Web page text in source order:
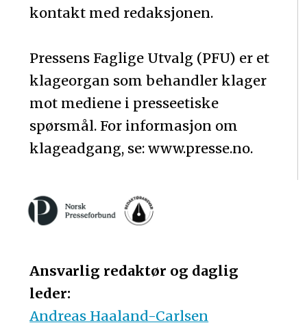
kontakt med redaksjonen.
Pressens Faglige Utvalg (PFU) er et
klageorgan som behandler klager
mot mediene i presseetiske
spørsmål. For informasjon om
klageadgang, se: www.presse.no.
Ansvarlig redaktør og daglig
leder:
Andreas Haaland-Carlsen